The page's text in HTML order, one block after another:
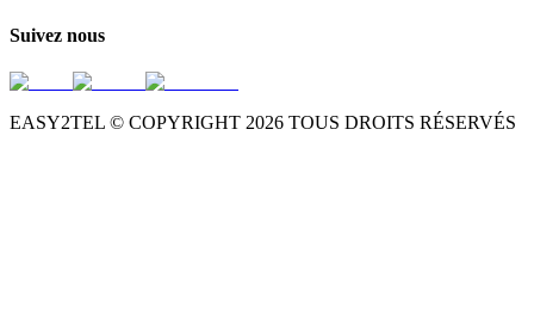
Suivez nous
EASY2TEL © COPYRIGHT 2026 TOUS DROITS RÉSERVÉS